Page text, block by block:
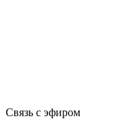
Связь с эфиром